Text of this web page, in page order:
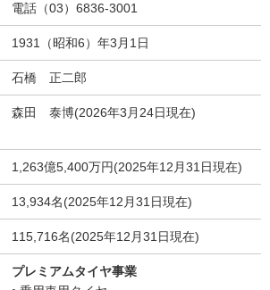
電話（03）6836-3001
1931（昭和6）年3月1日
石橋 正二郎
森田 泰博(2026年3月24日現在)
1,263億5,400万円(2025年12月31日現在)
13,934名(2025年12月31日現在)
115,716名(2025年12月31日現在)
プレミアムタイヤ事業